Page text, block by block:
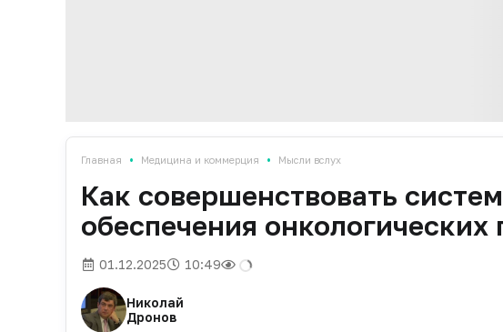
Главная • Медицина и коммерция • Мысли вслух
Как совершенствовать
обеспечения онкологических
01.12.2025 10:49
Николай
Дронов